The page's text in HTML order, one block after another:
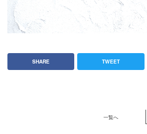
SHARE TWEET
一覧へ